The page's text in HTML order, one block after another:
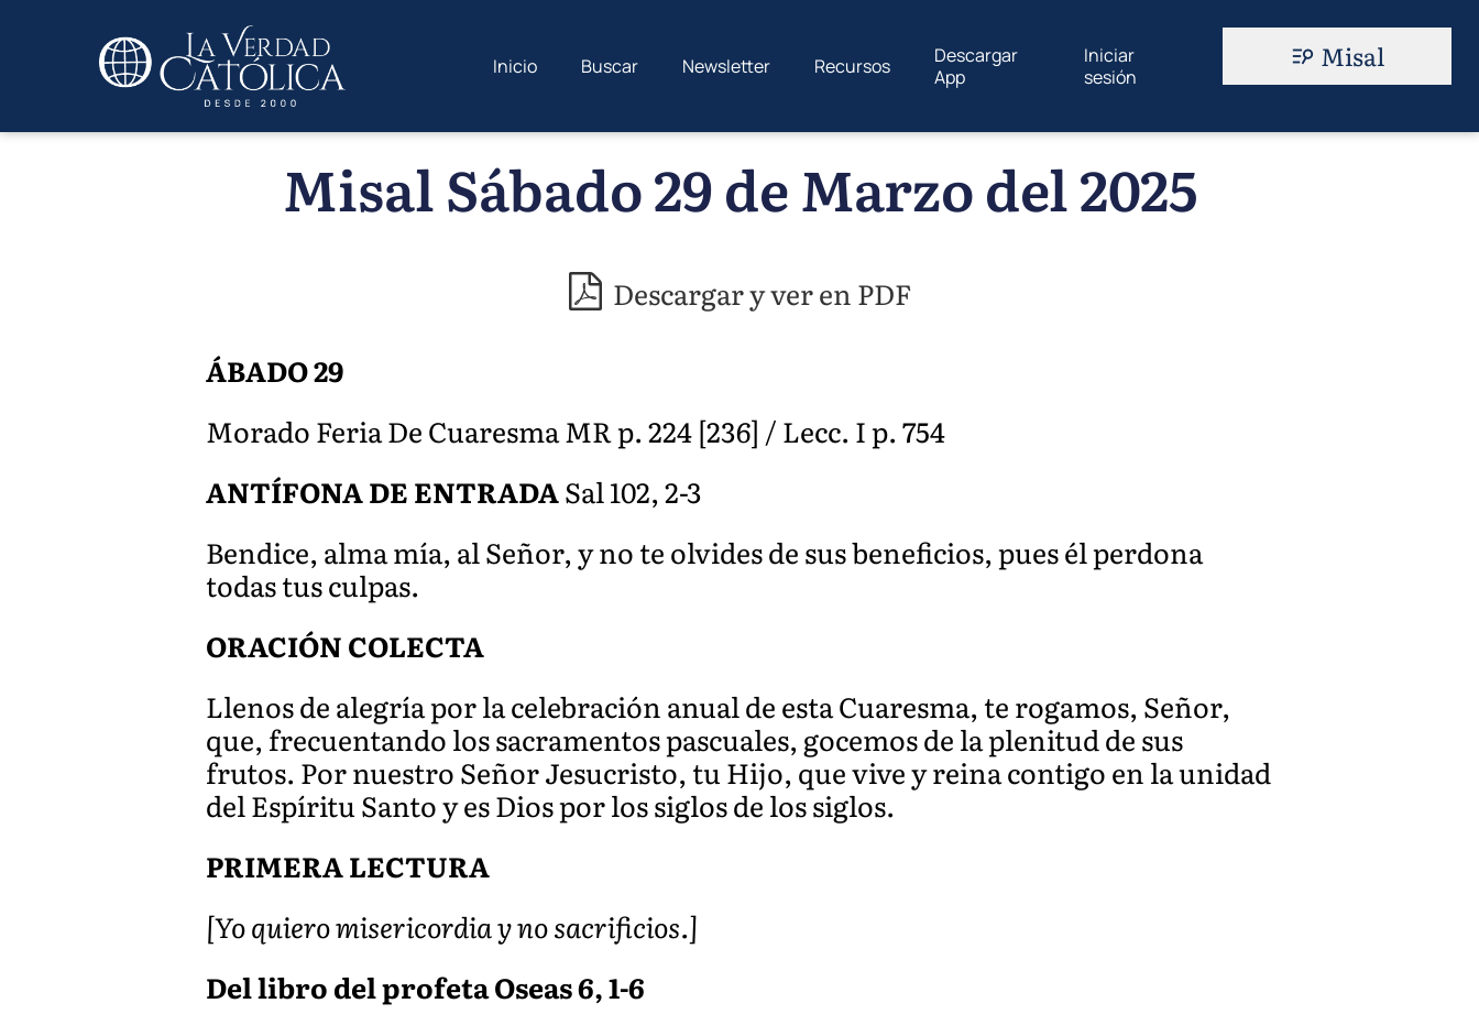
Inicio Buscar Newsletter Recursos
Descargar
App
Iniciar
sesión
Misal
Misal Sábado 29 de Marzo del 2025
Descargar y ver en PDF
ÁBADO 29
Morado Feria De Cuaresma MR p. 224 [236] / Lecc. I p. 754
ANTÍFONA DE ENTRADASal 102, 2-3
Bendice, alma mía, al Señor, y no te olvides de sus beneficios, pues él perdona
todas tus culpas.
ORACIÓN COLECTA
Llenos de alegría por la celebración anual de esta Cuaresma, te rogamos, Señor,
que, frecuentando los sacramentos pascuales, gocemos de la plenitud de sus
frutos. Por nuestro Señor Jesucristo, tu Hijo, que vive y reina contigo en la unidad
del Espíritu Santo y es Dios por los siglos de los siglos.
PRIMERA LECTURA
[Yo quiero misericordia y no sacrificios.]
Del libro del profeta Oseas 6, 1-6